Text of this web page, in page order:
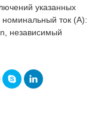
указанных
номинальный ток (А):
независимый